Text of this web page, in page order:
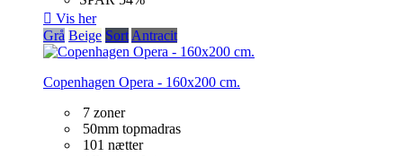
 Vis her
Grå Beige SortAntracit
Copenhagen Opera - 160x200 cm.
7 zoner
50mm topmadras
101 nætter